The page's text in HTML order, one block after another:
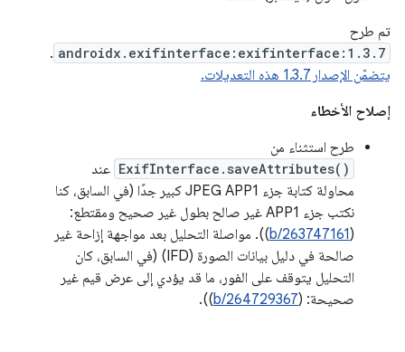
تم طرح
androidx.exifinterface:exifinterface:1.3.7
.
يتضمّن الإصدار 1.3.7 هذه التعديلات.
إصلاح الأخطاء
طرح استثناء من
ExifInterface.saveAttributes() عند
محاولة كتابة جزء JPEG APP1 كبير جدًا (في السابق، كنا
نكتب جزء APP1 غير صالح بطول غير صحيح ومقتطع:
(
b/263747161)). مواصلة التحليل بعد مواجهة إزاحة غير
صالحة في دليل بيانات الصورة (IFD) (في السابق، كان
التحليل يتوقف على الفور، ما قد يؤدي إلى عرض قيم غير
صحيحة: (b/264729367
)).